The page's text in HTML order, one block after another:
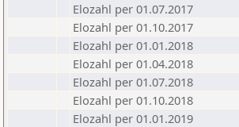
Elozahl per 01.07.2017
Elozahl per 01.10.2017
Elozahl per 01.01.2018
Elozahl per 01.04.2018
Elozahl per 01.07.2018
Elozahl per 01.10.2018
Elozahl per 01.01.2019